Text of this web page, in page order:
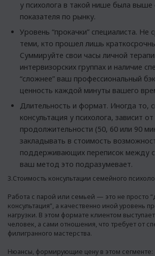
у психолога в такой нише была выше
показателя по рынку.
Уровень “прокачки” специалиста. Не
теми, кто прошел лишь
Суммируйте свои часы личной
интервизорских группах и наличие
“сложнее” ваш профессиональный
ценность каждой минуты вашего
Длительность и формат. Иногда то,
консультация у психолога, зависит от
продолжительности (50, 60 или 90
закладывать в стоимость
поддерживающих переписок между
ваш метод это подразумевает.
3.Стоимость консультации семейного
Работа с парой или семьей — это не просто
консультация”, а качественно иной уровень
нагрузки. В этом формате клиентом
человек, а сами отношения, что требует от
филигранного мастерства.
Нюансы, формирующие цену в этом сегменте: